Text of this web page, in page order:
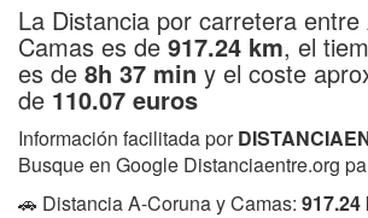
La Distancia por carretera
Camas es de 917.24 km, el
es de 8h 37 min y el coste
de 110.07 euros
Información facilitada por
Busque en Google Distanciaentre.org
🚗 Distancia A-Coruna y Camas: 917.24